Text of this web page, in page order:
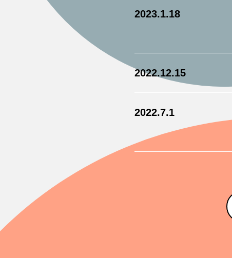
2023.1.18
2022.12.15
2022.7.1